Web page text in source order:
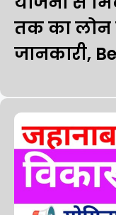
तक का लोन
जानकारी,